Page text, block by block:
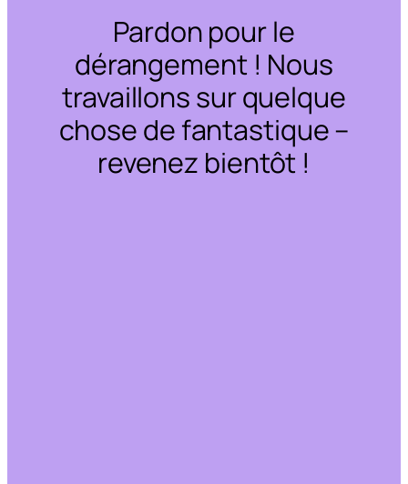
Pardon pour le
dérangement ! Nous
travaillons sur quelque
chose de fantastique –
revenez bientôt !